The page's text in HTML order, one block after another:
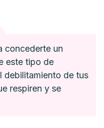
concederte un
este tipo de
debilitamiento de tus
respiren y se